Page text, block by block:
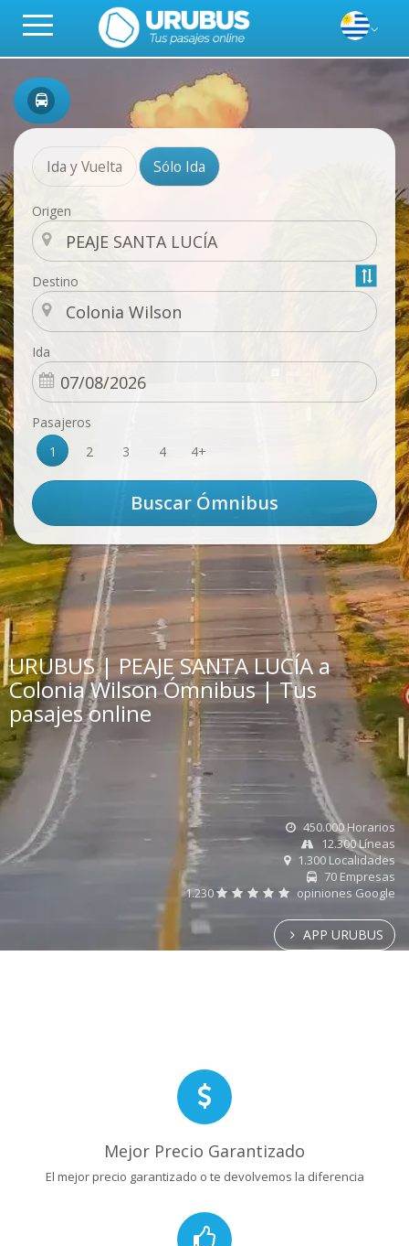
Ida y Vuelta Sólo Ida
Origen
Destino
Ida
Pasajeros
1
2 3 4 4+
URUBUS | PEAJE SANTA LUCÍA a
Colonia Wilson Ómnibus | Tus
pasajes online
450.000 Horarios
12.300 Líneas
1.300 Localidades
70 Empresas
1.230
opiniones Google
APP URUBUS
Mejor Precio Garantizado
El mejor precio garantizado o te devolvemos la diferencia